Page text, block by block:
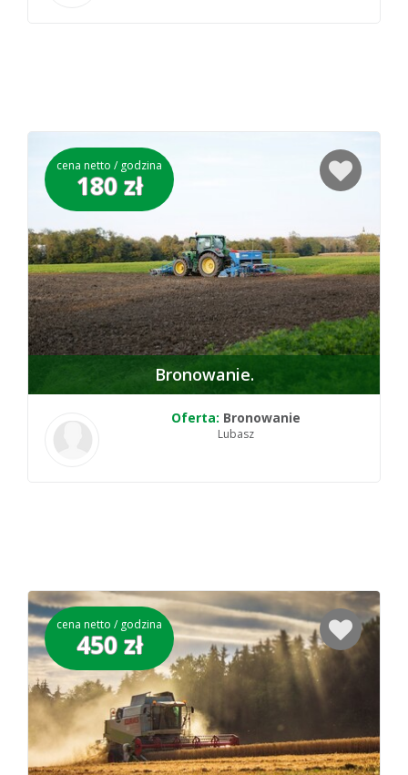
cena netto / godzina
180 zł
Bronowanie
Oferta: Bronowanie
Lubasz
cena netto / godzina
450 zł